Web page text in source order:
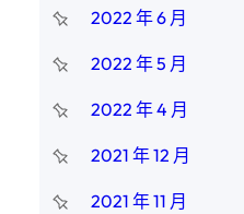
2022 年 6 月
2022 年 5 月
2022 年 4 月
2021 年 12 月
2021 年 11 月